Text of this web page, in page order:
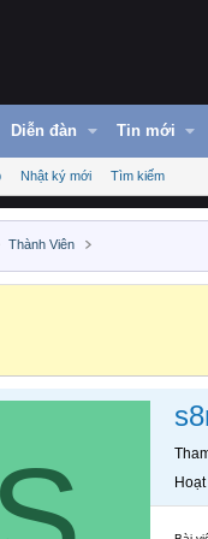
Diễn đàn Tin mới
Nhật ký mới Tìm kiếm
Thành Viên